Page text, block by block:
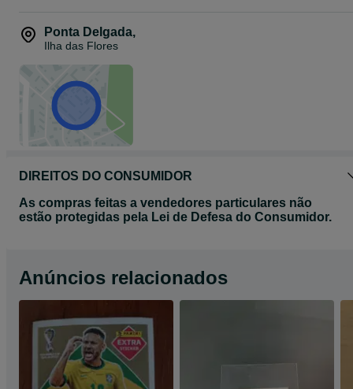
Ponta Delgada,
Ilha das Flores
DIREITOS DO CONSUMIDOR
As compras feitas a vendedores particulares não
estão protegidas pela Lei de Defesa do Consumidor.
Anúncios relacionados